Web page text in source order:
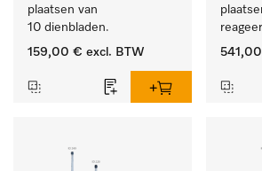
plaatsen van
10 dienbladen.
159,00 € excl. BTW
mm.